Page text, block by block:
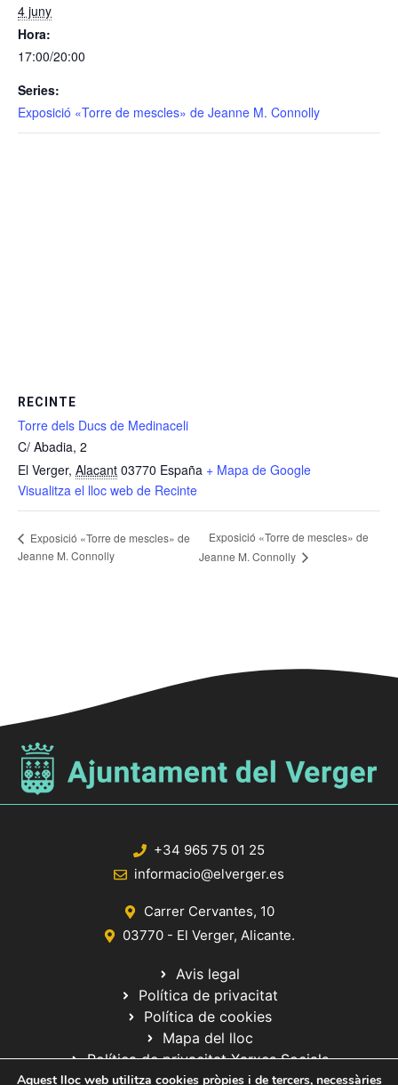
4 juny
Hora:
17:00/20:00
Series:
Exposició «Torre de mescles» de Jeanne M. Connolly
RECINTE
Torre dels Ducs de Medinaceli
C/ Abadia, 2
El Verger, Alacant 03770 España + Mapa de Google
Visualitza el lloc web de Recinte
Exposició «Torre de mescles» de
Jeanne M. Connolly
Exposició «Torre de mescles» de
Jeanne M. Connolly
+34 965 75 01 25
informacio@elverger.es
Carrer Cervantes, 10
03770 - El Verger, Alicante.
Avis legal
Política de privacitat
Política de cookies
Mapa del lloc
Política de privacitat Xarxes Socials
Aquest lloc web utilitza cookies pròpies i de tercers, necessàries